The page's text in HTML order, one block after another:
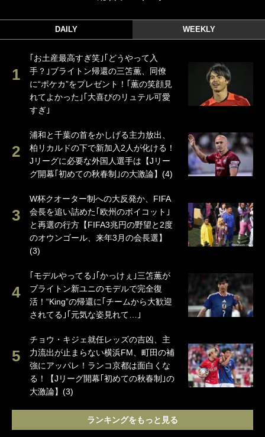
DAILY WEEKLY
｢お土産最高すぎ笑｣｢どうやって入
手？｣ブライトン帰還の三笘薫、同僚
に“ポケカ”をプレゼント！｢薫の笑顔見
れてよかった｣｢大喜びのリュテル可愛
すぎ｣
浦和と千葉の首をかしげる主力放出、
柏リカルドの下で新加入2人が化ける！
Jリーグに必要な外国人選手は【Jリー
グ開幕｢初めての秋春制｣の大激論】(4)
W杯クオーター制への大反発か、FIFA
会長を追い詰めた｢欧州のボイコット｣
と再選の行方【FIFA3兆円の野望と2度
のオウンゴール、来年3月の会長選】
(3)
｢モデルやってる｣｢かっけぇ｣三笘薫が
ブライトン新ユニのモデルで完全復
活！“King”の帰還に｢チームから大歓迎
されてる｣｢元気な姿見れて…｣
チョウ・キジェ就任レッズの吉凶、主
力流出が止まらない横浜FM、町田の補
強にアッパレ！ランコ京都は面白くな
る！【Jリーグ開幕｢初めての秋春制｣の
大激論】(3)
ランキングをもっと見る